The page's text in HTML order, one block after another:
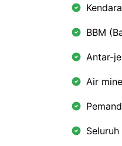
BBM
Antar-
Air